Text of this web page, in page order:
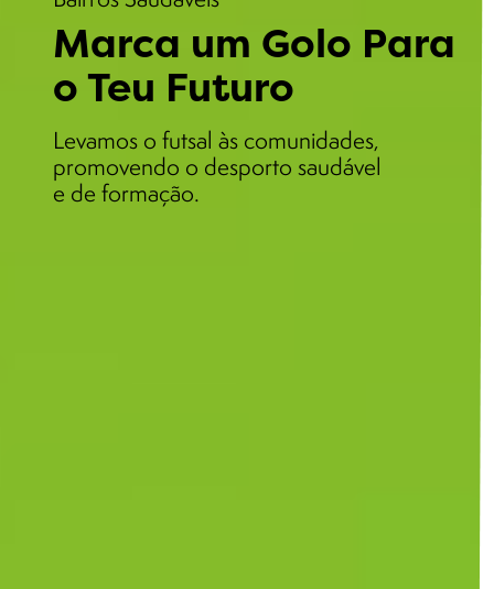
Marca um Golo Para
o Teu Futuro
Levamos o futsal às comunidades,
promovendo o desporto saudável
e de formação.